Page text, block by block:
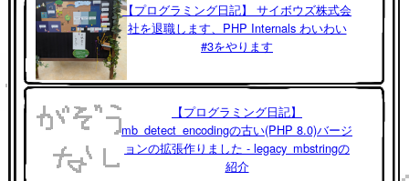
【プログラミング日記】 サイボウズ株式会
社を退職します、PHP Internals わいわい
#3をやります
【プログラミング日記】
mb_detect_encodingの古い(PHP 8.0)バージ
ョンの拡張作りました - legacy_mbstringの
紹介